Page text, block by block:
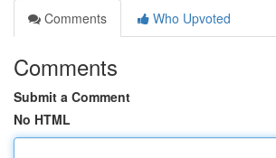
Comments
Who Upvoted
Comments
Submit a Comment
No HTML